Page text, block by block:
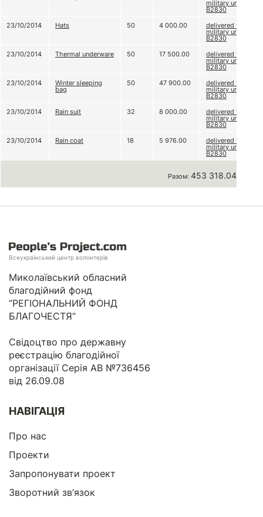
military unit
B2830
23/10/2014
Hats 50 4 000.00 delivered to
military unit
B2830
23/10/2014
Thermal underware 50 17 500.00 delivered to
military unit
B2830
23/10/2014
Winter sleeping
bag
50 47 900.00 delivered to
military unit
B2830
23/10/2014
Rain suit 32 8 000.00 delivered to
military unit
B2830
23/10/2014
Rain coat 18 5 976.00 delivered to
military unit
B2830
Разом: 453 318.04 грн
Всеукраїнський центр волонтерів
Миколаївський обласний
благодійний фонд
“РЕГІОНАЛЬНИЙ ФОНД
БЛАГОЧЕСТЯ”
Свідоцтво про державну
реєстрацію благодійної
організації Серія АВ №736456
від 26.09.08
НАВІГАЦІЯ
Про нас
Проекти
Запропонувати проект
Зворотний зв’язок